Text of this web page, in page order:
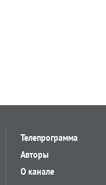
Телепрограмма
Авторы
О канале